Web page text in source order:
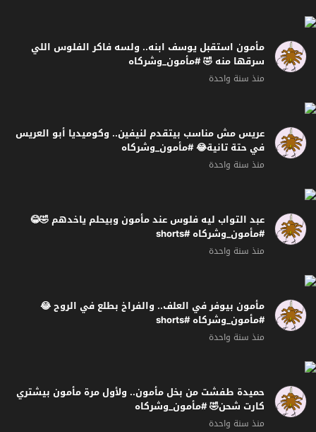
مأمون استقبل يوسف ابنه.. ولسه فاكر الفلوس اللي
سرقها منه 🤣 #مأمون_وشركاه
منذ سنة واحدة
عريس مش مناسب بيتقدم لنيفين.. وكوميديا أبو العريس
في حتة تانية😂 #مأمون_وشركاه
منذ سنة واحدة
عبد التواب ليه فلوس عند مأمون وبيحلم ياخدهم 🤣😂
#مأمون_وشركاه #shorts
منذ سنة واحدة
مأمون بيوفر في العلف.. والفراخ بطلع في الروح 😂
#مأمون_وشركاه #shorts
منذ سنة واحدة
حميدة طفشت من بخل مأمون.. ولأول مرة مأمون بيشتري
كارت شحن🤣 #مأمون_وشركاه
منذ سنة واحدة